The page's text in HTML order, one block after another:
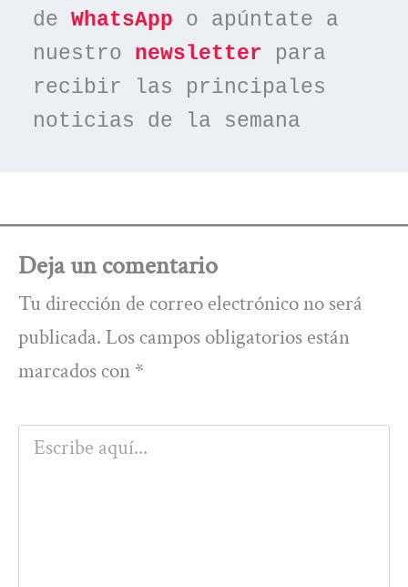
de WhatsApp o apúntate a
nuestro newsletter para
recibir las principales
noticias de la semana
Deja un comentario
Tu dirección de correo electrónico no será
publicada. Los campos obligatorios están
marcados con *
Escribe
aquí...